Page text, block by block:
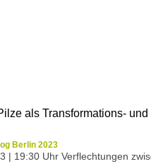
als Transformations- und
Berlin 2023
| 19:30 Uhr Verflechtungen